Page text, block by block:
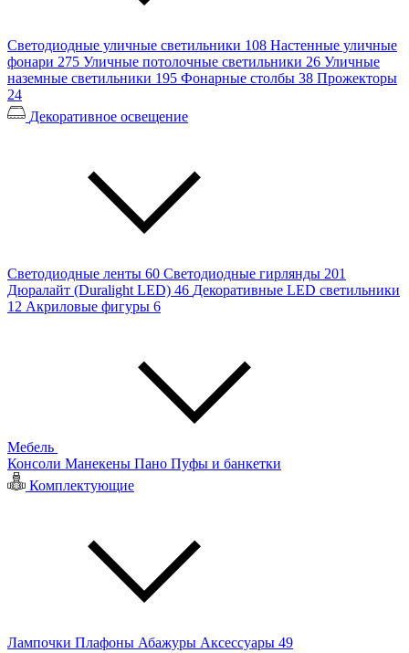
Светодиодные уличные светильники 108 Настенные уличные
фонари 275 Уличные потолочные светильники 26 Уличные
наземные светильники 195 Фонарные столбы 38 Прожекторы
24
Декоративное освещение
Светодиодные ленты 60 Светодиодные гирлянды 201
Дюралайт (Duralight LED) 46 Декоративные LED светильники
12 Акриловые фигуры 6
Мебель
Консоли Манекены Пано Пуфы и банкетки
Комплектующие
Лампочки Плафоны Абажуры Аксессуары 49